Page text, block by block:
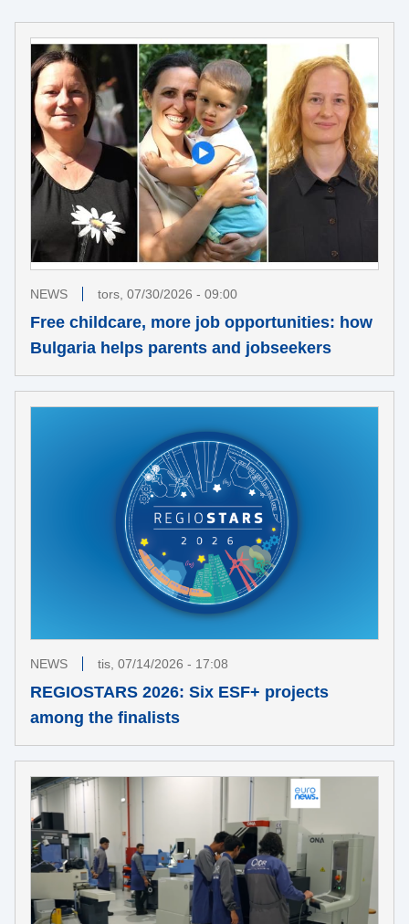
NEWS tors, 07/30/2026 - 09:00
Free childcare, more job opportunities: how
Bulgaria helps parents and jobseekers
NEWS tis, 07/14/2026 - 17:08
REGIOSTARS 2026: Six ESF+ projects
among the finalists